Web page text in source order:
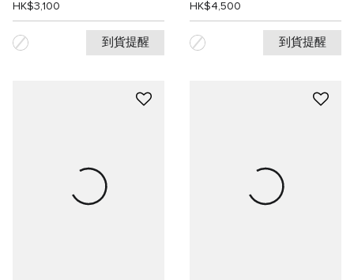
HK$3,100
到貨提醒
HK$4,500
到貨提醒